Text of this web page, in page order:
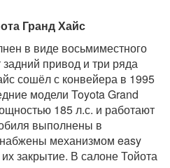
Гранд Хайс
в виде восьмиместного
привод и три ряда
сошёл с конвейера в 1995
модели Toyota Grand
185 л.с. и работают
выполнены в
механизмом easy
закрытие. В салоне Тойота